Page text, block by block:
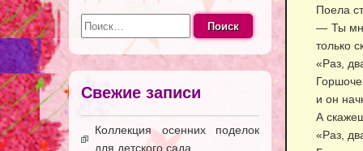
Поела
— Ты
только
«Раз,
и он
А
«Раз,
Найти:
Свежие записи
Коллекция осенних поделок
для детского сада